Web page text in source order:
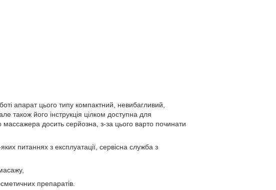
апарат цього типу компактний, невибагливий,
також його інструкція цілком доступна для
массажера досить серйозна, з-за цього варто починати
питаннях з експлуатації, сервісна служба з
препаратів.